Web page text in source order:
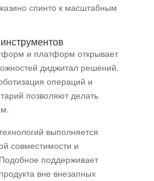
спинто к масштабным
и платформ открывает
диджитал решений.
операций и
позволяют делать
выполняется
совместимости и
поддерживает
вне внезапных